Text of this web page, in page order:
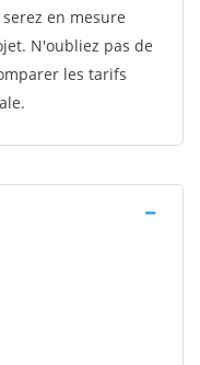
en mesure
N'oubliez pas de
les tarifs